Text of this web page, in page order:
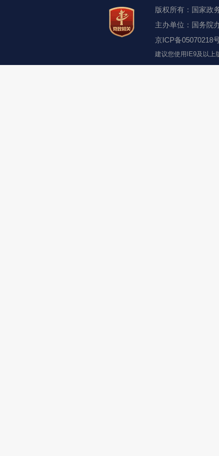
版权所有：国家政
主办单位：国务院
京ICP备05070218
建议您使用IE9及以上